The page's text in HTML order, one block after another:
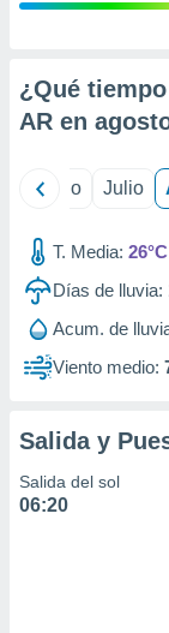
e
mediante
de
1199
¿Qué
AR en
Junio Julio
T. Media: 26°C
Días de lluvia:
Acum. de
Viento medio:
Salida y
Salida del sol
06:20